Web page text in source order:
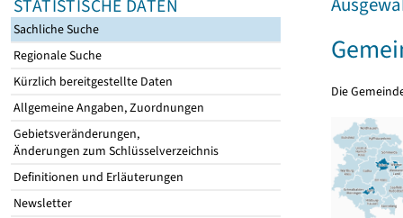
STATISTISCHE DATEN
Sachliche Suche
Regionale Suche
Kürzlich bereitgestellte Daten
Allgemeine Angaben, Zuordnungen
Gebietsveränderungen,
Änderungen zum Schlüsselverzeichnis
Definitionen und Erläuterungen
Newsletter
Die